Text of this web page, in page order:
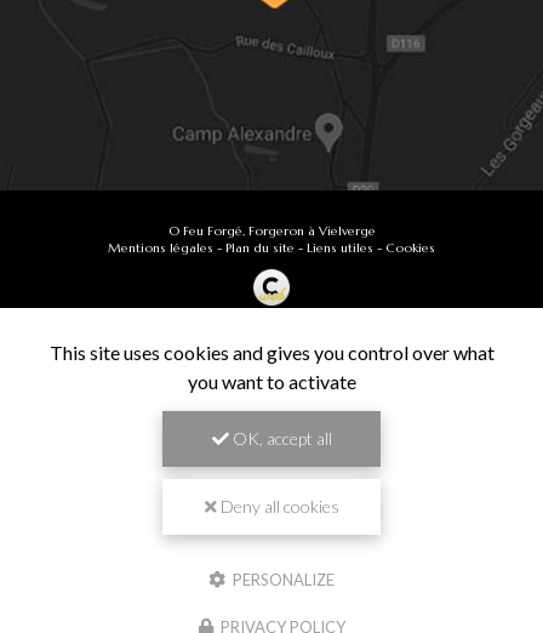
O Feu Forgé, Forgeron à Vielverge
Mentions légales - Plan du site - Liens utiles - Cookies
Secteur -En savoir +
9.9/10
This site uses cookies and gives you control over what
you want to activate
OK, accept all
Deny all cookies
PERSONALIZE
PRIVACY POLICY